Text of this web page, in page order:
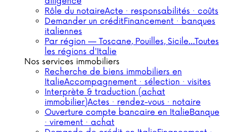
Rôle du notaireActe · responsabilités · coûts
Demander un créditFinancement · banques
italiennes
Par région — Toscane, Pouilles, Sicile…Toutes
les régions d'Italie
Nos services immobiliers
Recherche de biens immobiliers en
ItalieAccompagnement · sélection · visites
Interprète & traduction (achat
immobilier)Actes · rendez-vous · notaire
Ouverture compte bancaire en ItalieBanque
· virement · achat